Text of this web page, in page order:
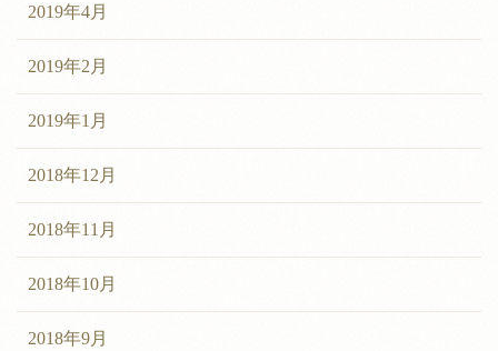
2019年4月
2019年2月
2019年1月
2018年12月
2018年11月
2018年10月
2018年9月